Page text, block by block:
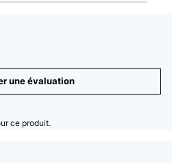
une évaluation
ce produit.